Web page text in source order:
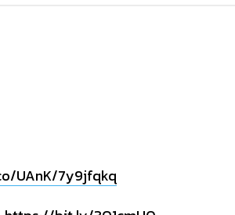
UAnK/7y9jfqkq